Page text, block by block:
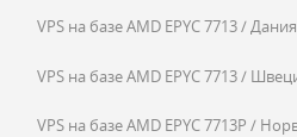
VPS на базе AMD EPYC 7713 / Дания
VPS на базе AMD EPYC 7713 /
VPS на базе AMD EPYC 7713P /